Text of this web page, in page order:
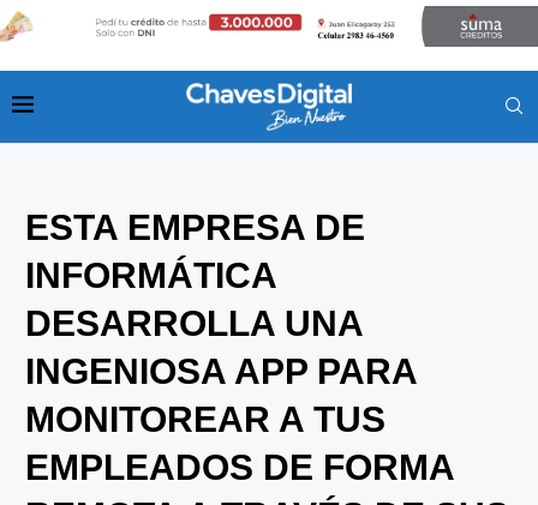
ESTA EMPRESA DE
INFORMÁTICA
DESARROLLA UNA
INGENIOSA APP PARA
MONITOREAR A TUS
EMPLEADOS DE FORMA